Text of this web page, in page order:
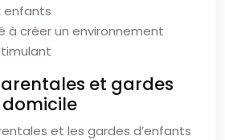
enfants
à créer un environnement
et gardes
domicile
et les gardes d’enfants